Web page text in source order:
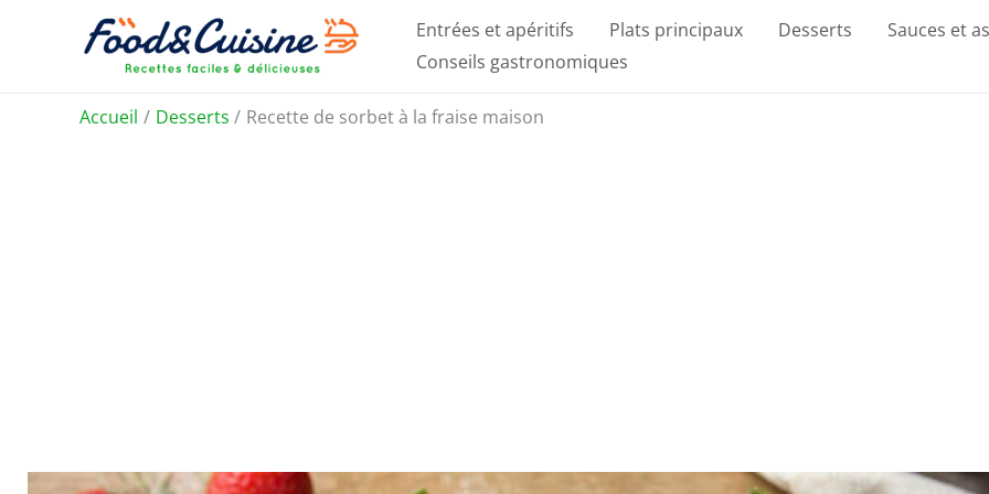
Entrées et apéritifs Plats principaux Desserts Sauces et
Conseils gastronomiques
Accueil Desserts Recette de sorbet à la fraise maison